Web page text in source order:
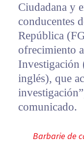
Ciudadana y
conducentes
República
ofrecimiento
Investigación
inglés), que
comunicado.
Barbarie de